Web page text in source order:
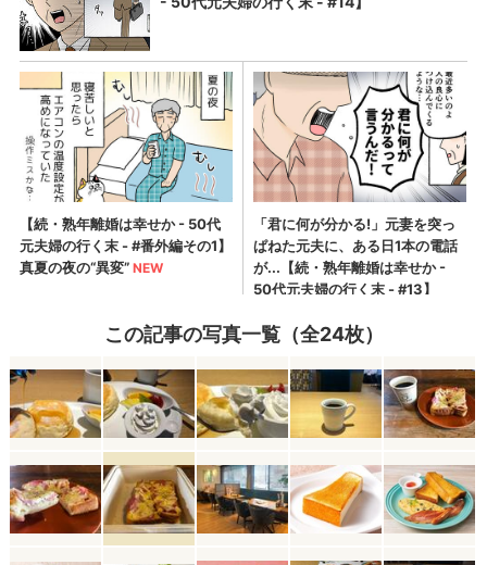
この記事の写真一覧（全24枚）